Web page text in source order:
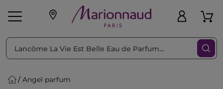
pleť Líčenie
Angel parfum
Triediť podľa Filtrovať